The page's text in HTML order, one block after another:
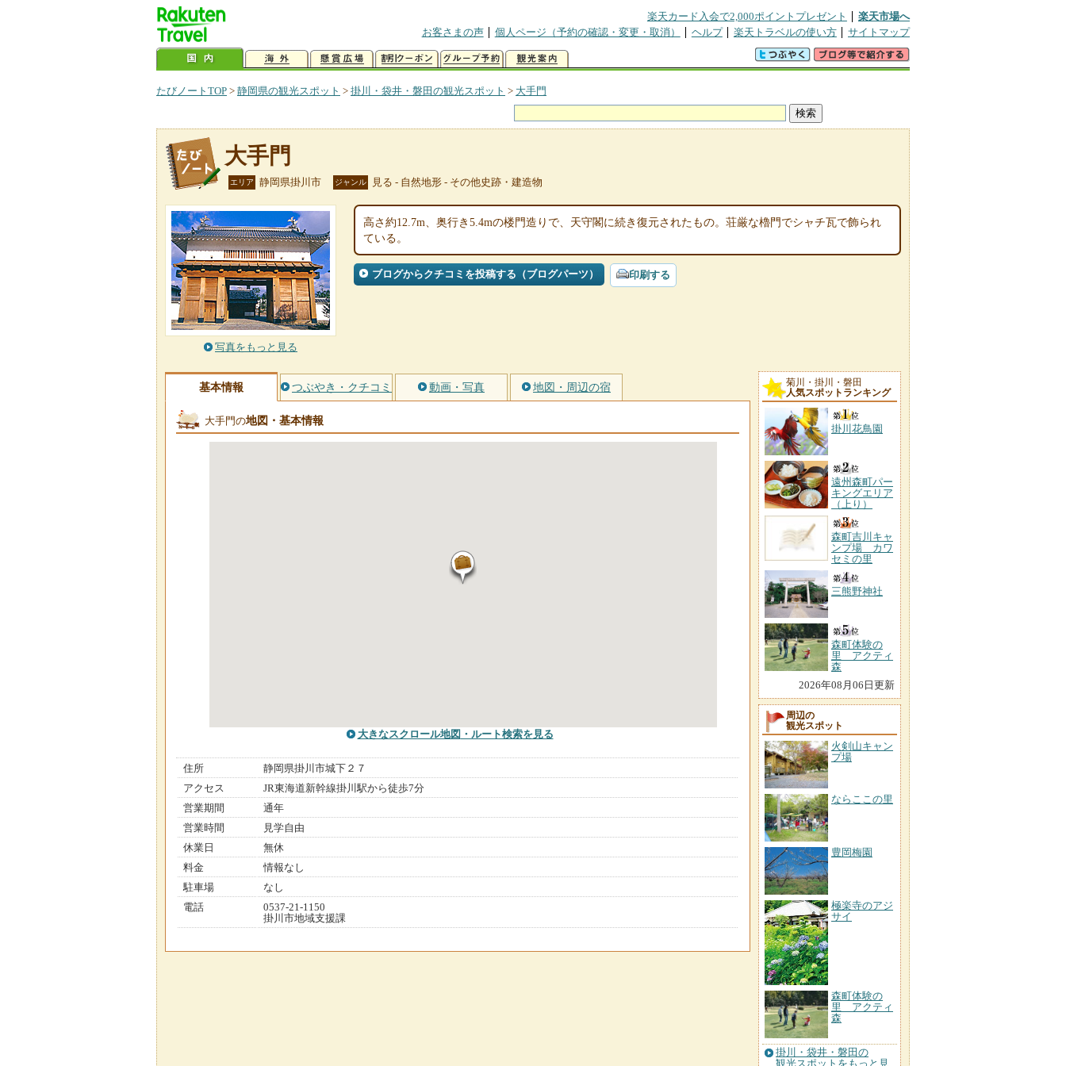
楽天カード入会で2,000ポイントプレゼント
楽天市場へ
お客さまの声
個人ページ（予約の確認・変更・取消） ヘルプ 楽天トラベルの使い方 サイトマップ
たびノートTOP > 静岡県の観光スポット > 掛川・袋井・磐田の観光スポット > 大手門
大手門
エリア 静岡県掛川市 ジャンル 見る - 自然地形 - その他史跡・建造物
写真をもっと見る
高さ約12.7m、奥行き5.4mの楼門造りで、天守閣に続き復元されたもの。荘厳な櫓門でシャチ瓦で飾られ
ている。
ブログからクチコミを投稿する（ブログパーツ） 印刷する
基本情報 つぶやき・クチコミ 動画・写真 地図・周辺の宿
大手門の地図・基本情報
大きなスクロール地図 ・ルート検索を見る
住所
静岡県掛川市城下２７
アクセス
JR東海道新幹線掛川駅から徒歩7分
営業期間
通年
営業時間
見学自由
休業日
無休
料金
情報なし
駐車場
なし
電話
0537-21-1150
掛川市地域支援課
菊川・掛川・磐田
人気スポットランキング
掛川花鳥園
遠州森町パー
キングエリア
（上り）
森町吉川キャ
ンプ場 カワ
セミの里
三熊野神社
森町体験の
里 アクティ
森
2026年08月06日更新
周辺の
観光スポット
火剣山キャン
プ場
ならここの里
豊岡梅園
極楽寺のアジ
サイ
森町体験の
里 アクティ
森
掛川・袋井・磐田の
観光スポットをもっと見